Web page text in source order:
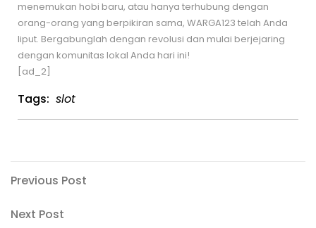
menemukan hobi baru, atau hanya terhubung dengan
orang-orang yang berpikiran sama, WARGA123 telah Anda
liput. Bergabunglah dengan revolusi dan mulai berjejaring
dengan komunitas lokal Anda hari ini!
[ad_2]
Tags: slot
Post
navigation
Previous
Previous Post
Next
Next Post